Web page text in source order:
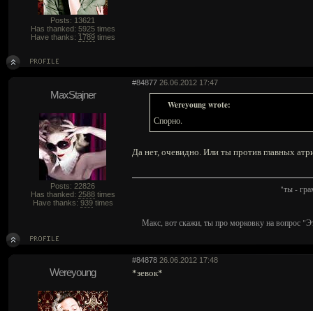
Posts: 13621
Has thanked: 5925times
Have thanks: 1789times
#84877 26.06.2012 17:47
MaxStajner
Posts: 22826
Has thanked: 2588times
Have thanks: 939times
Wereyoung wrote:
Спорно.
Да нет, очевидно. Или ты против главных
"ты -
Макс, вот скажи, ты про морковку на вопрос
#84878 26.06.2012 17:48
Wereyoung *зевок*